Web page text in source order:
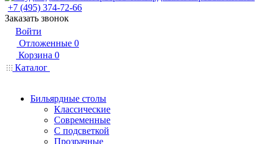
+7 (495) 374-72-66
Заказать звонок
Войти
Отложенные 0
Корзина 0
Каталог
Бильярдные столы
Классические
Современные
С подсветкой
Прозрачные